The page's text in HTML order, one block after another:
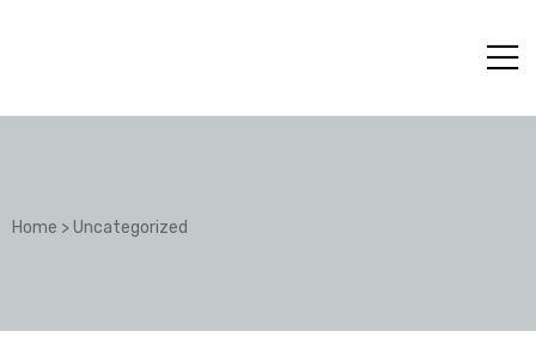
Home >Uncategorized